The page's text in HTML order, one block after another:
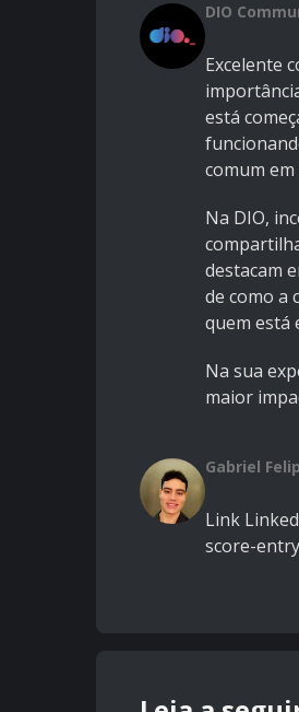
DIO
Excelente
está
comum
Na DIO,
destacam
de como a
quem está
Na sua
maior
Gabriel
Link
score-